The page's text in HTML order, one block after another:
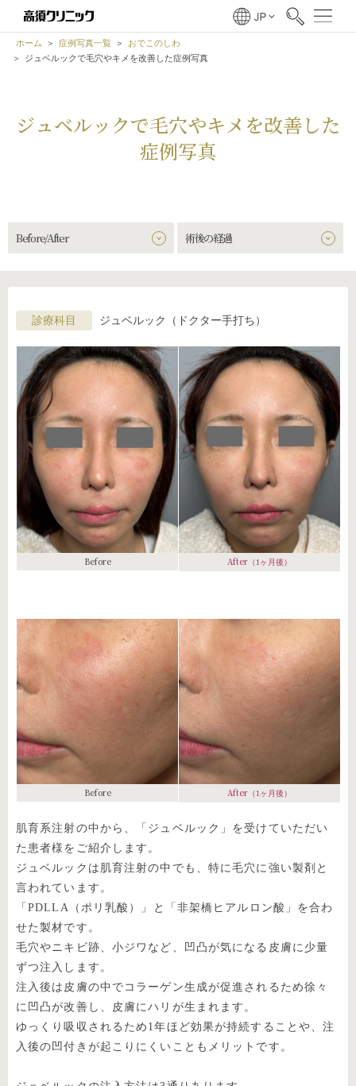
ホーム 症例写真一覧
おでこのしわ
ジュベルックで毛穴やキメを改善した症例写真
ジュベルックで毛穴やキメを改善した
症例写真
Before/After 術後の経過
診療科目 ジュベルック（ドクター手打ち）
Before After （1ヶ月後）
Before After （1ヶ月後）
肌育系注射の中から、「ジュベルック」を受けていただい
た患者様をご紹介します。
ジュベルックは肌育注射の中でも、特に毛穴に強い製剤と
言われています。
「PDLLA（ポリ乳酸）」と「非架橋ヒアルロン酸」を合わ
せた製材です。
毛穴やニキビ跡、小ジワなど、凹凸が気になる皮膚に少量
ずつ注入します。
注入後は皮膚の中でコラーゲン生成が促進されるため徐々
に凹凸が改善し、皮膚にハリが生まれます。
ゆっくり吸収されるため1年ほど効果が持続することや、注
入後の凹付きが起こりにくいこともメリットです。